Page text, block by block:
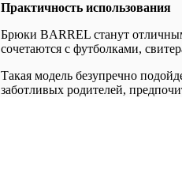
Практичность использования
Брюки BARREL станут
сочетаются с футболками,
Такая модель безупречно
заботливых родителей,